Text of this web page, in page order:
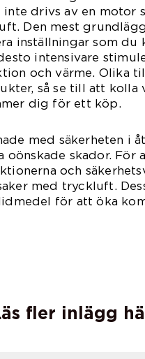
drivs av en motor
Den mest
inställningar som du
intensivare
och värme. Olika
så se till att kolla
dig för ett köp.
med säkerheten i
skador. För
och
med tryckluft.
för att öka
fler inlägg